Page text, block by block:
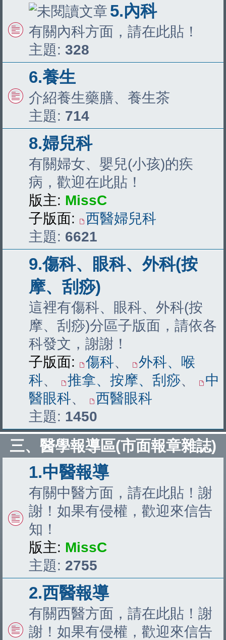
5.內科
有關內科方面，請在此貼！
主題: 328
6.養生
介紹養生藥膳、養生茶
主題: 714
8.婦兒科
有關婦女、嬰兒(小孩)的疾
病，歡迎在此貼！
版主: MissC
子版面:
西醫婦兒科
主題: 6621
9.傷科、眼科、外科(按
摩、刮痧)
這裡有傷科、眼科、外科(按
摩、刮痧)分區子版面，請依各
科發文，謝謝！
子版面:
傷科、
外科、喉
科、 推拿、按摩、刮痧、
中
醫眼科、
西醫眼科
主題: 1450
三、醫學報導區(市面報章雜誌)
1.中醫報導
有關中醫方面，請在此貼！謝
謝！如果有侵權，歡迎來信告
知！
版主: MissC
主題: 2755
2.西醫報導
有關西醫方面，請在此貼！謝
謝！如果有侵權，歡迎來信告